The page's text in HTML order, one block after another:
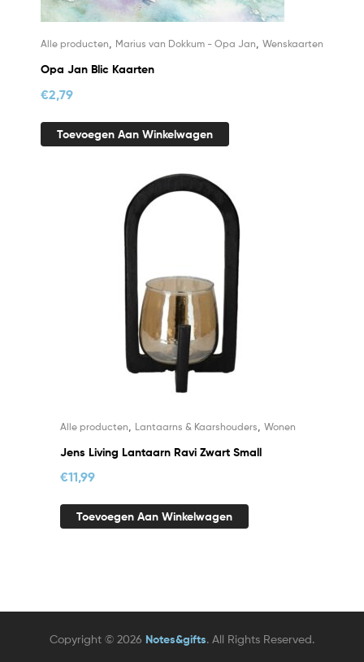
Alle producten, Marius van Dokkum - Opa Jan, Wenskaarten
Opa Jan Blic Kaarten
€2,79
Toevoegen Aan Winkelwagen
Alle producten Lantaarns & Kaarshouders Wonen
Jens Living Lantaarn Ravi Zwart Small
€11,99
Toevoegen Aan Winkelwagen
Copyright © 2026 Notes&gifts. All Rights Reserved.